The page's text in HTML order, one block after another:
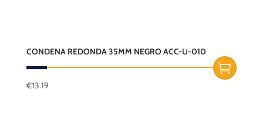
CONDENA REDONDA 35MM NEGRO ACC-U-010
€13.19